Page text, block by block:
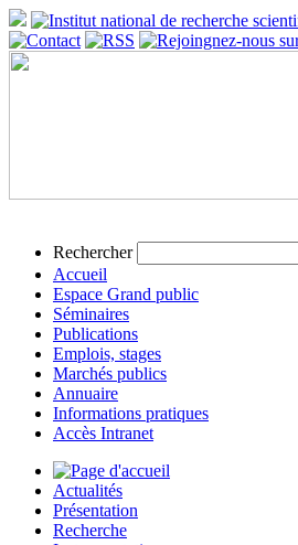
Rechercher
Accueil
Espace Grand public
Séminaires
Publications
Emplois, stages
Marchés publics
Annuaire
Informations pratiques
Accès Intranet
Actualités
Présentation
Recherche